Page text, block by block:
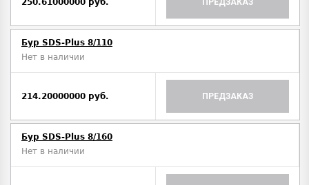
250.61000000 руб. ПРЕДЗАКАЗ
Бур SDS-Plus 8/110
Нет в наличии
214.20000000 руб. ПРЕДЗАКАЗ
Бур SDS-Plus 8/160
Нет в наличии